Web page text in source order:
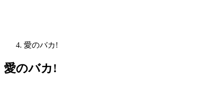
愛のバカ!
愛のバカ!